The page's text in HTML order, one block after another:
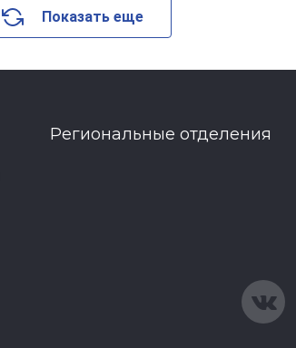
Показать еще
Региональные отделения